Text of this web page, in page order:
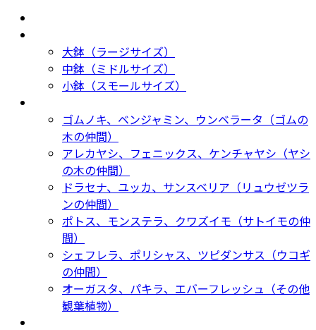
大鉢（ラージサイズ）
中鉢（ミドルサイズ）
小鉢（スモールサイズ）
ゴムノキ、ベンジャミン、ウンベラータ（ゴムの
木の仲間）
アレカヤシ、フェニックス、ケンチャヤシ（ヤシ
の木の仲間）
ドラセナ、ユッカ、サンスベリア（リュウゼツラ
ンの仲間）
ポトス、モンステラ、クワズイモ（サトイモの仲
間）
シェフレラ、ポリシャス、ツピダンサス（ウコギ
の仲間）
オーガスタ、パキラ、エバーフレッシュ（その他
観葉植物）